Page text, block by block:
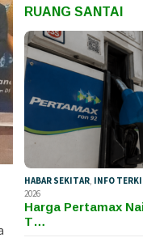
RUANG SANTAI
HABAR SEKITAR INFO
2026
Harga Pertamax
T…